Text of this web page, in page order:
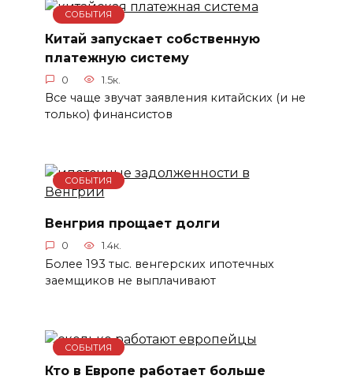
СОБЫТИЯ
Китай запускает собственную
платежную систему
0 1.5к.
Все чаще звучат заявления китайских (и не
только) финансистов
СОБЫТИЯ
Венгрия прощает долги
0 1.4к.
Более 193 тыс. венгерских ипотечных
заемщиков не выплачивают
СОБЫТИЯ
Кто в Европе работает больше